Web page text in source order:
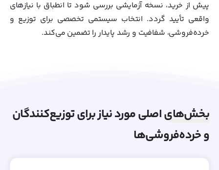
پیش از خرید، نسخه آزمایشی بررسی شود تا انطباق با نیازهای
واقعی تأیید گردد. انتخاب سیستمی تخصصی برای توزیع و
خرده‌فروشی، شفافیت و رشد پایدار را تضمین می‌کند.
بخش‌های اصلی مورد نیاز برای توزیع‌کنندگان
و خرده‌فروشی‌ها